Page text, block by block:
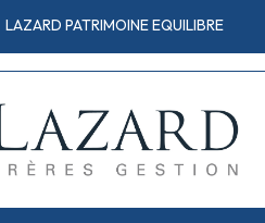
LAZARD PATRIMOINE EQUILIBRE